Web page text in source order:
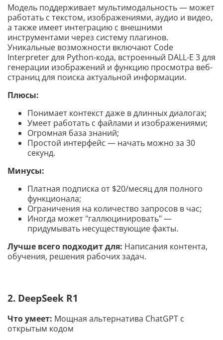
Модель поддерживает мультимодальность — может
работать с текстом, изображениями, аудио и видео,
а также имеет интеграцию с внешними
инструментами через систему плагинов.
Уникальные возможности включают Code
Interpreter для Python-кода, встроенный DALL-E 3 для
генерации изображений и функцию просмотра веб-
страниц для поиска актуальной информации.
Плюсы:
Понимает контекст даже в длинных диалогах;
Умеет работать с файлами и изображениями;
Огромная база знаний;
Простой интерфейс — начать можно за 30
секунд.
Минусы:
Платная подписка от $20/месяц для полного
функционала;
Ограничения на количество запросов в час;
Иногда может "галлюцинировать" —
придумывать несуществующие факты.
Лучше всего подходит для: Написания контента,
обучения, решения рабочих задач.
2. DeepSeek R1
Что умеет: Мощная альтернатива ChatGPT с
открытым кодом